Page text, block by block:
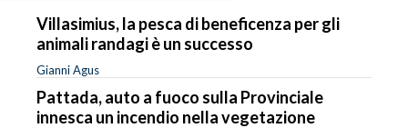
Villasimius, la pesca di beneficenza per gli
animali randagi è un successo
Gianni Agus
Pattada, auto a fuoco sulla Provinciale
innesca un incendio nella vegetazione